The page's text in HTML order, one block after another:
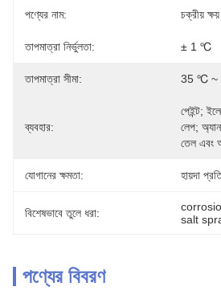
পণ্যের নাম: চক্রীয় ক্ষয়
তাপমাত্রা নির্ভুলতা: ± 1 ℃
তাপমাত্রা সীমা: 35 ℃
ব্যবহার:
পেইন্ট;
লেপ;
তেল এবং
যোগানের ক্ষমতা: হায়দা
বিশেষভাবে তুলে ধরা:
salt
পণ্যের বিবরণ